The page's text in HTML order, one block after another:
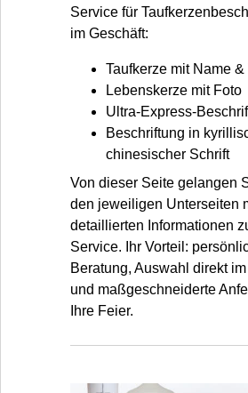
Service für
im Geschäft:
Taufkerze mit Name &
Lebenskerze mit Foto
Ultra-Express-
Beschriftung in
chinesischer Schrift
Von dieser Seite gelangen
den jeweiligen Unterseiten
detaillierten Informationen
Service. Ihr Vorteil:
Beratung, Auswahl direkt
und maßgeschneiderte
Ihre Feier.